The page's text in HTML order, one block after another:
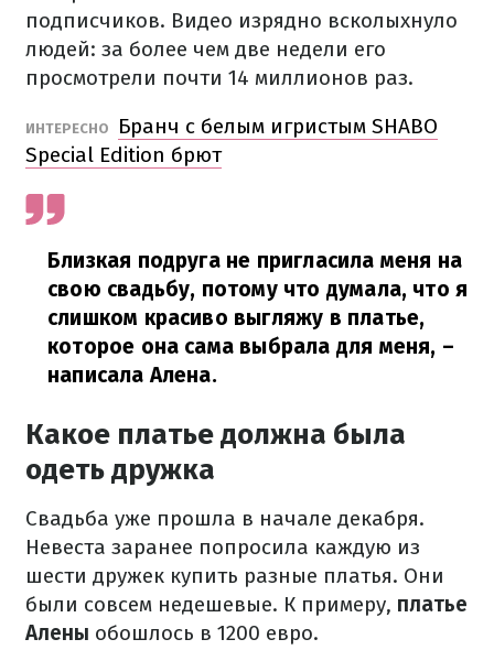
подписчиков. Видео изрядно всколыхнуло
людей: за более чем две недели его
просмотрели почти 14 миллионов раз.
ИНТЕРЕСНО
Бранч с белым игристым SHABO
Special Edition брют
Близкая подруга не пригласила меня на
свою свадьбу, потому что думала, что я
слишком красиво выгляжу в платье,
которое она сама выбрала для меня, –
написала Алена.
Какое платье должна была
одеть дружка
Свадьба уже прошла в начале декабря.
Невеста заранее попросила каждую из
шести дружек купить разные платья. Они
были совсем недешевые. К примеру, платье
Алены обошлось в 1200 евро.